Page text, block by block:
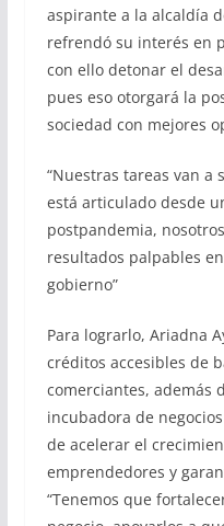
aspirante a la alcaldía
refrendó su interés en
con ello detonar el
pues eso otorgará la
sociedad con mejores
“Nuestras tareas van a
está articulado desde
postpandemia,
resultados palpables
gobierno”
Para lograrlo, Ariadna
créditos accesibles de
comerciantes, además
incubadora de
de acelerar el
emprendedores y
“Tenemos que